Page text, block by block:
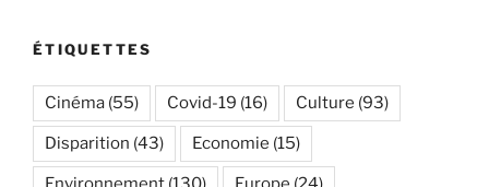
ÉTIQUETTES
Cinéma (55) Covid-19 (16) Culture (93)
Disparition (43) Economie (15)